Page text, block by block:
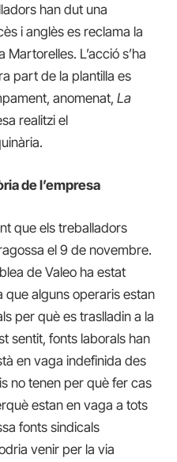
han dut una
i anglès es reclama la
L’acció s’ha
part de la plantilla es
anomenat, La
realitzi el
de l’empresa
que els treballadors
el 9 de novembre.
de Valeo ha estat
que alguns operaris estan
per què es traslladin a la
sentit, fonts laborals han
en vaga indefinida des
no tenen per què fer cas
estan en vaga a tots
fonts sindicals
venir per la via